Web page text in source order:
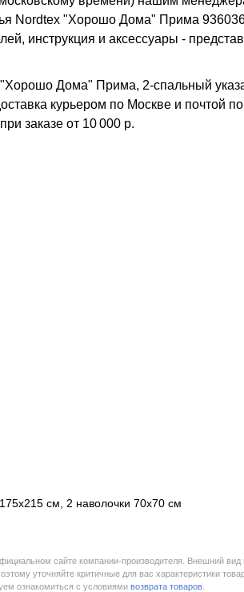
Nordtex "Хорошо Дома" Прима
инструкция и аксессуары -
"Хорошо Дома" Прима, 2-спальный
курьером по Москве и почтой
при заказе от 10 000 р.
см, 2 наволочки 70x70 см
сайте компании-производителя. Внешний вид
уточняйте критичные для вас характеристики
ознакомиться с условиями возврата товаров